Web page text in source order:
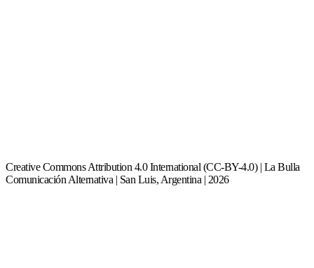
Creative Commons Attribution 4.0 International (CC-BY-4.0) | La Bulla
Comunicación Alternativa | San Luis, Argentina | 2026